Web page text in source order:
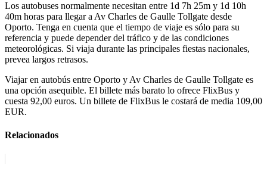
Los autobuses normalmente necesitan entre 1d 7h 25m y 1d 10h
40m horas para llegar a Av Charles de Gaulle Tollgate desde
Oporto. Tenga en cuenta que el tiempo de viaje es sólo para su
referencia y puede depender del tráfico y de las condiciones
meteorológicas. Si viaja durante las principales fiestas nacionales,
prevea largos retrasos.
Viajar en autobús entre Oporto y Av Charles de Gaulle Tollgate es
una opción asequible. El billete más barato lo ofrece FlixBus y
cuesta 92,00 euros. Un billete de FlixBus le costará de media 109,00
EUR.
Relacionados